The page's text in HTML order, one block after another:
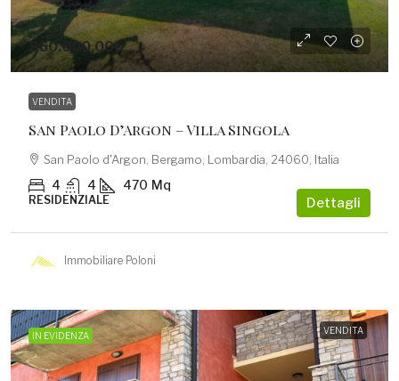
860.000,00€
VENDITA
San Paolo D’Argon – Villa Singola
San Paolo d'Argon, Bergamo, Lombardia, 24060, Italia
4 4 470 Mq
RESIDENZIALE Dettagli
Immobiliare Poloni
IN EVIDENZA VENDITA